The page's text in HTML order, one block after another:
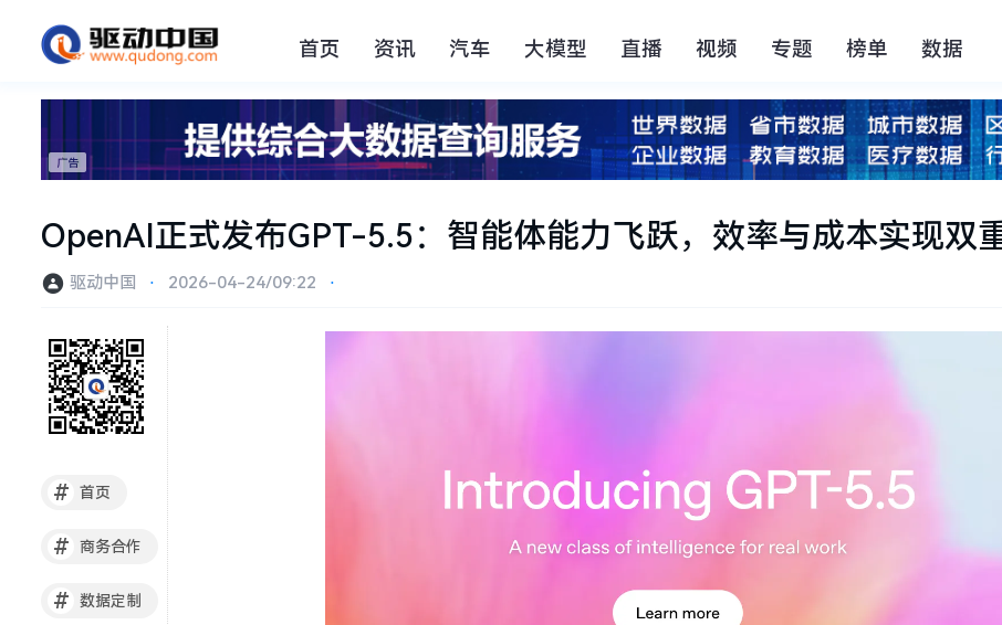
首页 资讯 汽车 大模型 直播 视频 专题 榜单 数据
OpenAI正式发布GPT-5.5：智能体能力飞跃，效率与成本实现双
驱动中国 ⋅ 2026-04-24/09:22 ⋅
# 首页
# 商务合作
# 数据定制